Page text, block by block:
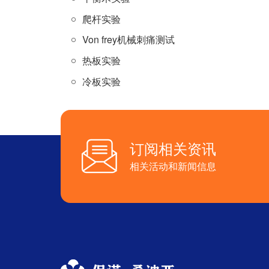
爬杆实验
Von frey机械刺痛测试
热板实验
冷板实验
订阅相关资讯
相关活动和新闻信息